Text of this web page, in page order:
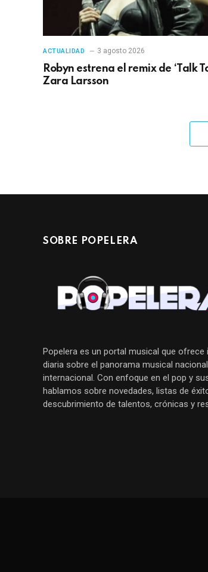
ACTUALIDAD 3 agosto 2026
Robyn estrena el remix de ‘Talk
Zara Larsson
SOBRE POPELERA
Popelera es un portal musical que
diaria sobre el panorama musical
internacional. Con enfoque en el pop y
hablamos sobre novedades, listas de
descubrimiento de talentos, crónicas y